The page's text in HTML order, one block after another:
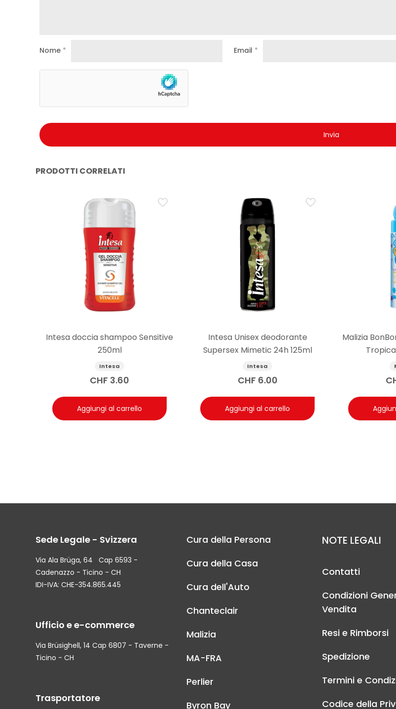
Nome * Email *
PRODOTTI CORRELATI
Intesa doccia shampoo Sensitive
250ml
Intesa
CHF 3.60
Aggiungi al carrello
Intesa Unisex deodorante
Supersex Mimetic 24h 125ml
Intesa
CHF 6.00
Aggiungi al carrello
Malizia
Sede Legale - Svizzera
Via Ala Brüga, 64 Cap 6593 -
Cadenazzo - Ticino - CH
IDI-IVA: CHE-354.865.445
Ufficio e e-commerce
Via Brüsighell, 14 Cap 6807 - Taverne -
Ticino - CH
Trasportatore
Cura della Persona
Cura della Casa
Cura dell'Auto
Chanteclair
Malizia
MA-FRA
Perlier
Byron Bay
NOTE LEGALI
Contatti
Condizioni
Vendita
Resi e Rimborsi
Spedizione
Termini e
Codice della